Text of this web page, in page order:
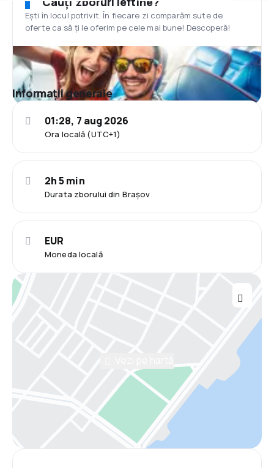
Ești în locul potrivit. În fiecare zi comparăm sute de
oferte ca să ți le oferim pe cele mai bune! Descoperă!
Informații generale
Ora locală (UTC+1)
01:28, 7 aug 2026
Durata zborului din Brașov
2h 5 min
Moneda locală
EUR